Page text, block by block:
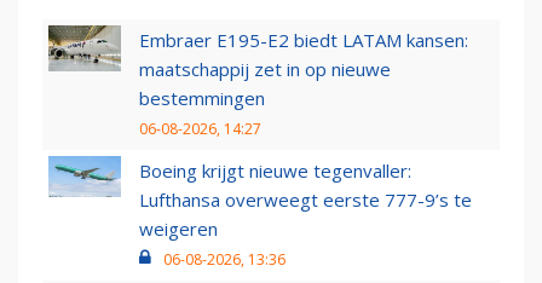
Embraer E195-E2 biedt LATAM kansen:
maatschappij zet in op nieuwe
bestemmingen
06-08-2026, 14:27
Boeing krijgt nieuwe tegenvaller:
Lufthansa overweegt eerste 777-9’s te
weigeren
06-08-2026, 13:36